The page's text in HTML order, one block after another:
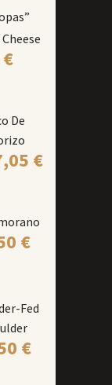
€
De
€
€
Fed
€